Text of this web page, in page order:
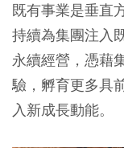
既有事業是垂直
持續為集團注入
永續經營，憑藉
驗，孵育更多具
入新成長動能。